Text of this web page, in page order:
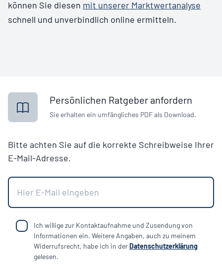
können Sie diesen mit unserer Marktwertanalyse
schnell und unverbindlich online ermitteln.
Persönlichen Ratgeber anfordern
Sie erhalten ein umfängliches PDF als Download.
Bitte achten Sie auf die korrekte Schreibweise Ihrer
E-Mail-Adresse.
Ich willige zur Kontaktaufnahme und Zusendung von
Informationen ein. Weitere Angaben, auch zu meinem
Widerrufsrecht, habe ich in der Datenschutzerklärung
gelesen.